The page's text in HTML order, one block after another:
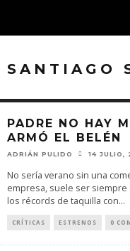
SANTIAGO
PADRE NO HAY
ARMÓ EL BELÉN
ADRIÁN PULIDO 14 JULIO,
No sería verano sin una
empresa, suele ser
los récords de taquilla con...
CRÍTICAS ESTRENOS 0